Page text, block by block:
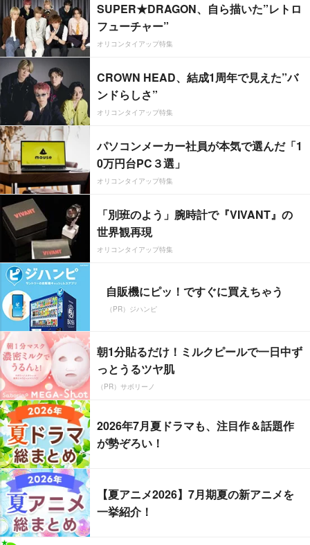
SUPER★DRAGON、自ら描いた”レトロ
フューチャー”
オリコンタイアップ特集
CROWN HEAD、結成1周年で見えた”バ
ンドらしさ”
オリコンタイアップ特集
パソコンメーカー社員が本気で選んだ「1
0万円台PC３選」
オリコンタイアップ特集
「別班のよう」腕時計で『VIVANT』の
世界観再現
オリコンタイアップ特集
自販機にピッ！ですぐに買えちゃう
（PR）ジハンピ
朝1分貼るだけ！ミルクピールで一日中ず
っとうるツヤ肌
（PR）サボリーノ
2026年7月夏ドラマも、注目作＆話題作
が勢ぞろい！
【夏アニメ2026】7月期夏の新アニメを
一挙紹介！